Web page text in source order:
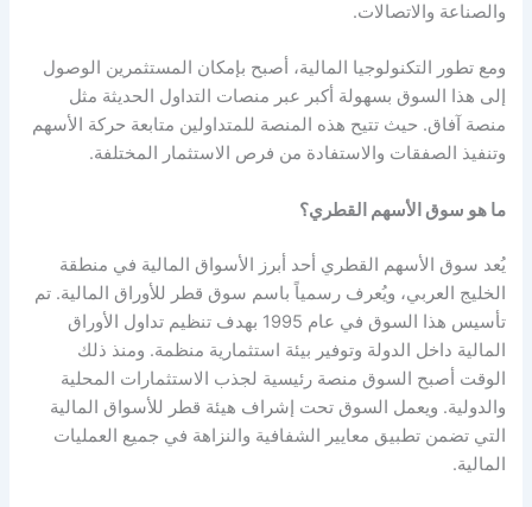
والصناعة والاتصالات.
ومع تطور التكنولوجيا المالية، أصبح بإمكان المستثمرين الوصول
إلى هذا السوق بسهولة أكبر عبر منصات التداول الحديثة مثل
منصة آفاق. حيث تتيح هذه المنصة للمتداولين متابعة حركة الأسهم
وتنفيذ الصفقات والاستفادة من فرص الاستثمار المختلفة.
ما هو سوق الأسهم القطري؟
يُعد سوق الأسهم القطري أحد أبرز الأسواق المالية في منطقة
الخليج العربي، ويُعرف رسمياً باسم سوق قطر للأوراق المالية. تم
تأسيس هذا السوق في عام 1995 بهدف تنظيم تداول الأوراق
المالية داخل الدولة وتوفير بيئة استثمارية منظمة. ومنذ ذلك
الوقت أصبح السوق منصة رئيسية لجذب الاستثمارات المحلية
والدولية. ويعمل السوق تحت إشراف هيئة قطر للأسواق المالية
التي تضمن تطبيق معايير الشفافية والنزاهة في جميع العمليات
المالية.